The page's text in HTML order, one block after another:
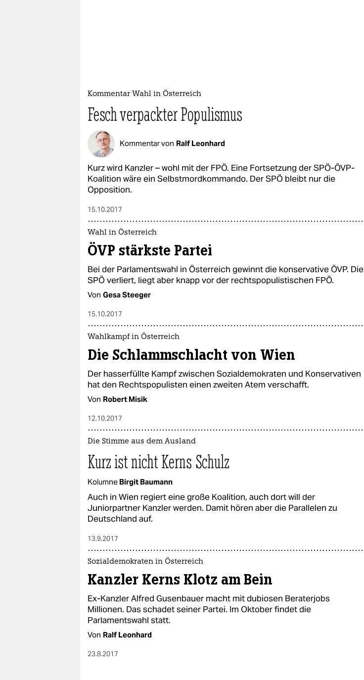
Kommentar Wahl in Österreich
Fesch verpackter Populismus
Kommentar von Ralf Leonhard
Kurz wird Kanzler – wohl mit der FPÖ. Eine Fortsetzung der SPÖ-ÖVP-
Koalition wäre ein Selbstmordkommando. Der SPÖ bleibt nur die
Opposition.
15.10.2017
Wahl in Österreich
ÖVP stärkste Partei
Bei der Parlamentswahl in Österreich gewinnt die konservative ÖVP. Die
SPÖ verliert, liegt aber knapp vor der rechtspopulistischen FPÖ.
Von Gesa Steeger
15.10.2017
Wahlkampf in Österreich
Die Schlammschlacht von Wien
Der hasserfüllte Kampf zwischen Sozialdemokraten und Konservativen
hat den Rechtspopulisten einen zweiten Atem verschafft.
Von Robert Misik
12.10.2017
Die Stimme aus dem Ausland
Kurz ist nicht Kerns Schulz
Kolumne Birgit Baumann
Auch in Wien regiert eine große Koalition, auch dort will der
Juniorpartner Kanzler werden. Damit hören aber die Parallelen zu
Deutschland auf.
13.9.2017
Sozialdemokraten in Österreich
Kanzler Kerns Klotz am Bein
Ex-Kanzler Alfred Gusenbauer macht mit dubiosen Beraterjobs
Millionen. Das schadet seiner Partei. Im Oktober findet die
Parlamentswahl statt.
Von Ralf Leonhard
23.8.2017